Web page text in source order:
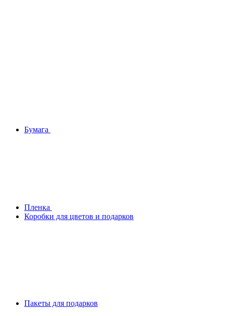
Бумага
Плeнка
Коробки для цветов и подарков
Пакеты для подарков